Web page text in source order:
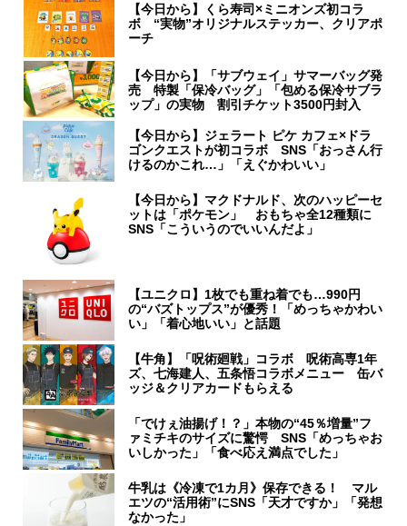
【今日から】くら寿司×ミニオンズ初コラ
ボ “実物”オリジナルステッカー、クリアポ
ーチ
【今日から】「サブウェイ」サマーバッグ発
売 特製「保冷バッグ」「包める保冷サブラ
ップ」の実物 割引チケット3500円封入
【今日から】ジェラート ピケ カフェ×ドラ
ゴンクエストが初コラボ SNS「おっさん行
けるのかこれ…」「えぐかわいい」
【今日から】マクドナルド、次のハッピーセ
ットは「ポケモン」 おもちゃ全12種類に
SNS「こういうのでいいんだよ」
【ユニクロ】1枚でも重ね着でも…990円
の“バズトップス”が優秀！「めっちゃかわい
い」「着心地いい」と話題
【牛角】「呪術廻戦」コラボ 呪術高専1年
ズ、七海建人、五条悟コラボメニュー 缶バ
ッジ＆クリアカードもらえる
「でけぇ油揚げ！？」本物の“45％増量”フ
ァミチキのサイズに驚愕 SNS「めっちゃお
いしかった」「食べ応え満点でした」
牛乳は《冷凍で1カ月》保存できる！ マル
エツの“活用術”にSNS「天才ですか」「発想
なかった」